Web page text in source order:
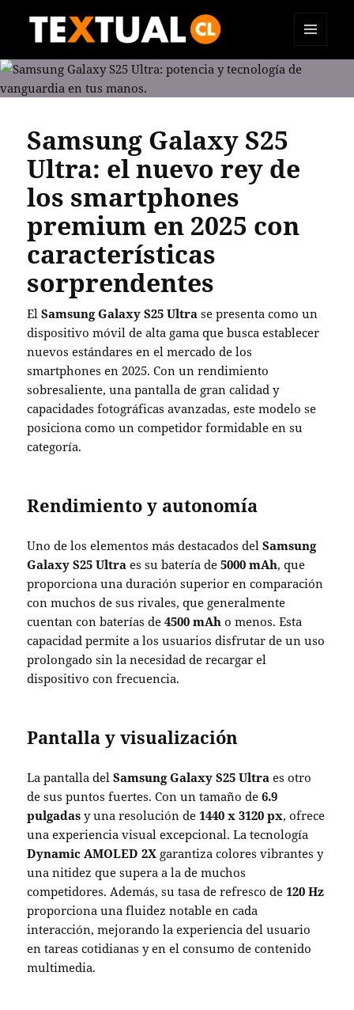
TEXTUAL
Samsung Galaxy S25
Ultra: el nuevo rey de
los smartphones
premium en 2025 con
características
sorprendentes
ElSamsung Galaxy S25 Ultra se presenta como un
dispositivo móvil de alta gama que busca establecer
nuevos estándares en el mercado de los
smartphones en 2025. Con un rendimiento
sobresaliente, una pantalla de gran calidad y
capacidades fotográficas avanzadas, este modelo se
posiciona como un competidor formidable en su
categoría.
Rendimiento y autonomía
Uno de los elementos más destacados delSamsung
Galaxy S25 Ultra es su batería de5000 mAh, que
proporciona una duración superior en comparación
con muchos de sus rivales, que generalmente
cuentan con baterías de4500 mAh o menos. Esta
capacidad permite a los usuarios disfrutar de un uso
prolongado sin la necesidad de recargar el
dispositivo con frecuencia.
Pantalla y visualización
La pantalla delSamsung Galaxy S25 Ultra es otro
de sus puntos fuertes. Con un tamaño de6.9
pulgadas y una resolución de1440 x 3120 px, ofrece
una experiencia visual excepcional. La tecnología
Dynamic AMOLED 2X garantiza colores vibrantes y
una nitidez que supera a la de muchos
competidores. Además, su tasa de refresco de120 Hz
proporciona una fluidez notable en cada
interacción, mejorando la experiencia del usuario
en tareas cotidianas y en el consumo de contenido
multimedia.